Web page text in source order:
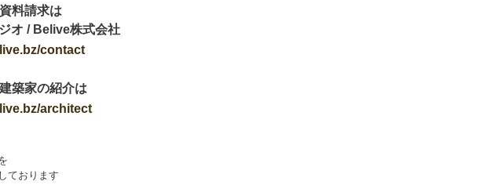
料請求は
オ / Belive株式会社
contact
築家の紹介は
architect
ております